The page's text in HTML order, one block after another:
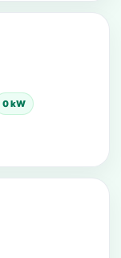
0 kW